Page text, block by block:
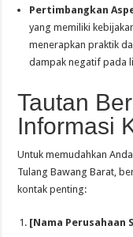
Pertimbangkan
yang memiliki
menerapkan praktik
dampak negatif pada
Tautan
Informasi
Untuk memudahkan
Tulang Bawang Barat,
kontak penting:
[Nama Perusahaan